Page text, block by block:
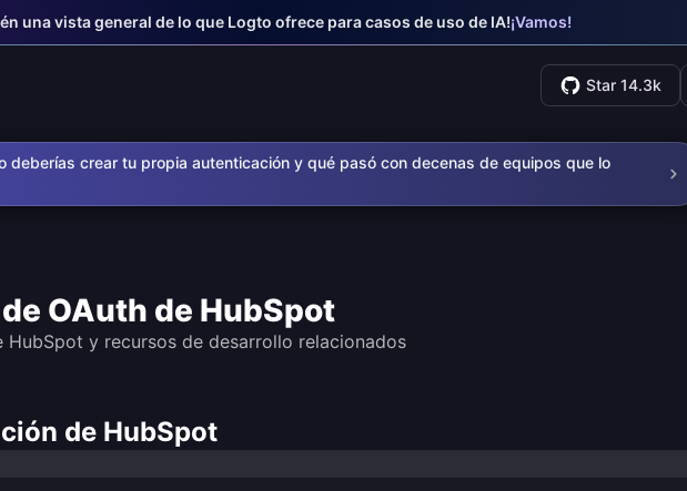
una vista general de lo que Logto ofrece para casos de uso de IA!¡Vamos!
Star 14.3k
deberías crear tu propia autenticación y qué pasó con decenas de equipos que lo
OAuth de HubSpot
HubSpot y recursos de desarrollo relacionados
de HubSpot